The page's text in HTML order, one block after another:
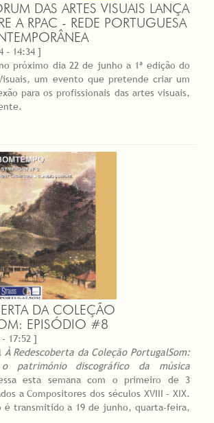
DAS ARTES VISUAIS LANÇA
A RPAC - REDE PORTUGUESA
- 14:34 ]
próximo dia 22 de junho a 1ª edição do
um evento que pretende criar um
para os profissionais das artes visuais,
DA COLEÇÃO
EPISÓDIO #8
17:52 ]
À Redescoberta da Coleção PortugalSom:
património discográfico da música
esta semana com o primeiro de 3
a Compositores dos séculos XVIII - XIX.
é transmitido a 19 de junho, quarta-feira,